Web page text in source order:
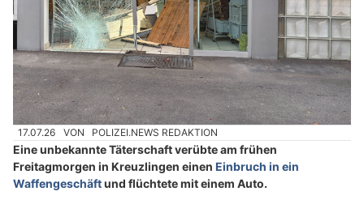
17.07.26 VON POLIZEI.NEWS REDAKTION
Eine unbekannte Täterschaft verübte am frühen
Freitagmorgen in Kreuzlingen einen Einbruch in ein
Waffengeschäftund flüchtete mit einem Auto.